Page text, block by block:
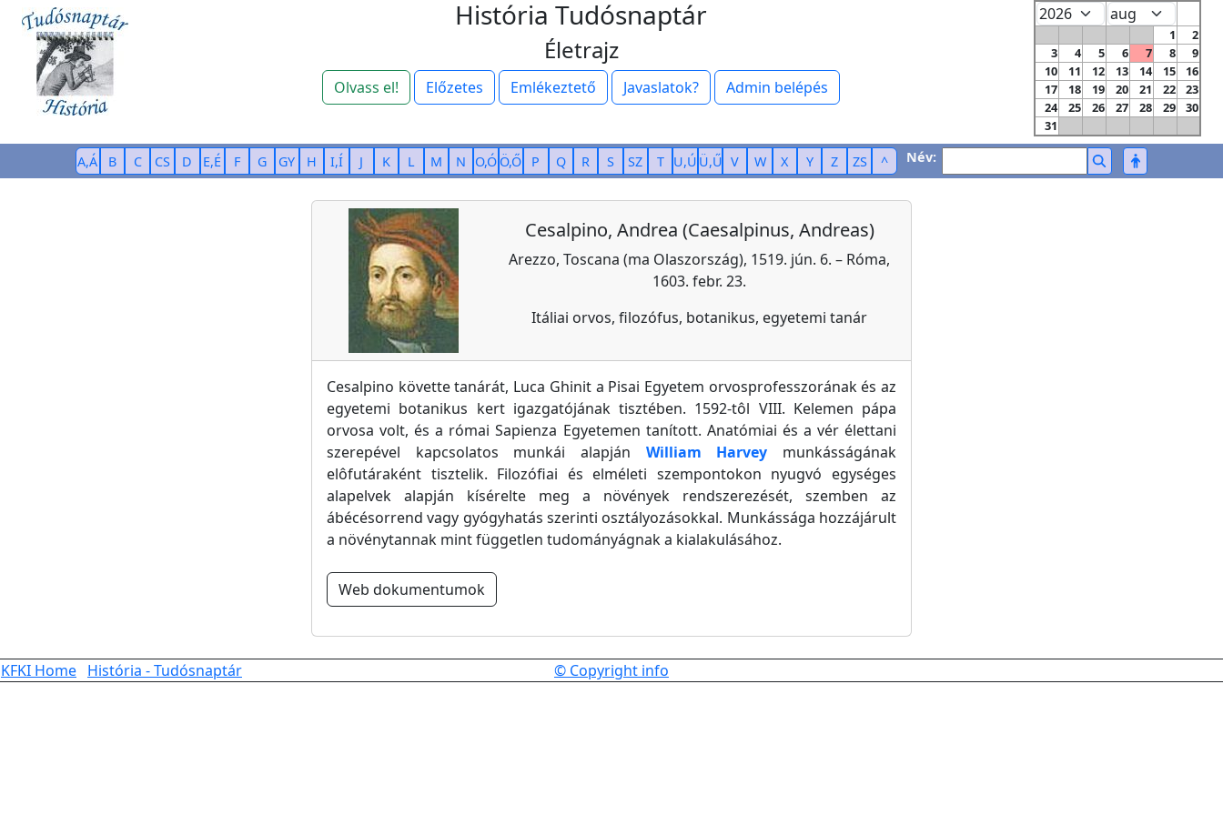
História Tudósnaptár
Életrajz
Olvass el! Előzetes Emlékeztető Javaslatok? Admin belépés
1
2
3
4 5 6 7 8
9
10
11 12 13 14 15
16
17
18 19 20 21 22
23
24
25 26 27 28 29
30
31
A,Á B C CS D E,É F G GY H I,Í J K L M N O,Ó Ö,Ő P Q R S SZ T U,Ú Ü,Ű V W X Y Z ZS ^ Név:
Cesalpino, Andrea (Caesalpinus, Andreas)
Arezzo, Toscana (ma Olaszország), 1519. jún. 6. – Róma,
1603. febr. 23.
Itáliai orvos, filozófus, botanikus, egyetemi tanár
Cesalpino követte tanárát, Luca Ghinit a Pisai Egyetem orvosprofesszorának és az
egyetemi botanikus kert igazgatójának tisztében. 1592-tôl VIII. Kelemen pápa
orvosa volt, és a római Sapienza Egyetemen tanított. Anatómiai és a vér élettani
szerepével kapcsolatos munkái alapján William Harvey munkásságának
elôfutáraként tisztelik. Filozófiai és elméleti szempontokon nyugvó egységes
alapelvek alapján kísérelte meg a növények rendszerezését, szemben az
ábécésorrend vagy gyógyhatás szerinti osztályozásokkal. Munkássága hozzájárult
a növénytannak mint független tudományágnak a kialakulásához.
Web dokumentumok
KFKI Home História - Tudósnaptár © Copyright info